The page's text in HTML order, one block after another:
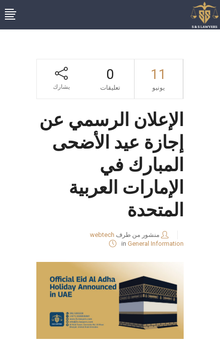
11
يونيو
0
تعليقات يشارك
الإعلان الرسمي عن
إجازة عيد الأضحى
المبارك في
الإمارات العربية
المتحدة
منشور من طرف webtech
in General Information